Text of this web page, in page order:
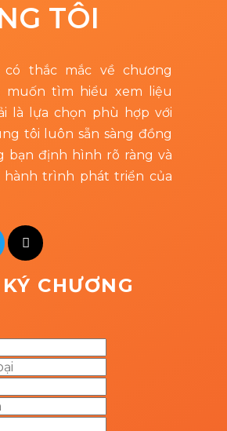
TÔI
có thắc mắc về chương
muốn tìm hiểu xem liệu
là lựa chọn phù hợp với
tôi luôn sẵn sàng đồng
bạn định hình rõ ràng và
trình phát triển của
CHƯƠNG